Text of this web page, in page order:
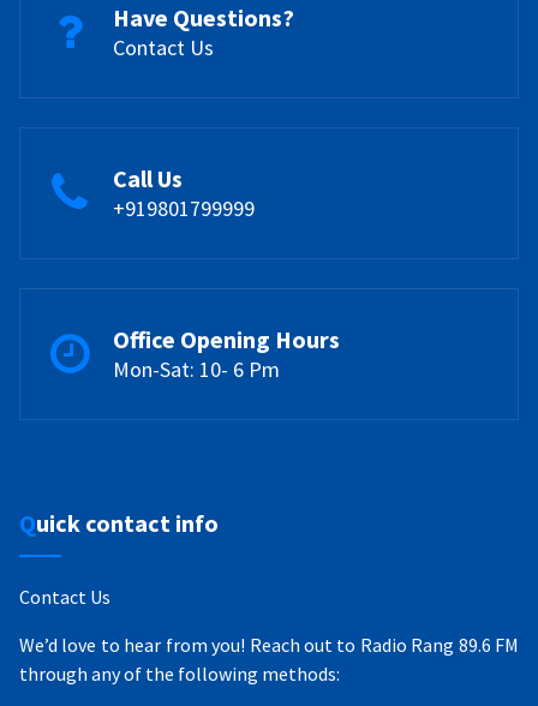
Have Questions?
Contact Us
Call Us
+919801799999
Office Opening Hours
Mon-Sat: 10- 6 Pm
Quick contact info
Contact Us
We’d love to hear from you! Reach out to Radio Rang 89.6 FM
through any of the following methods: